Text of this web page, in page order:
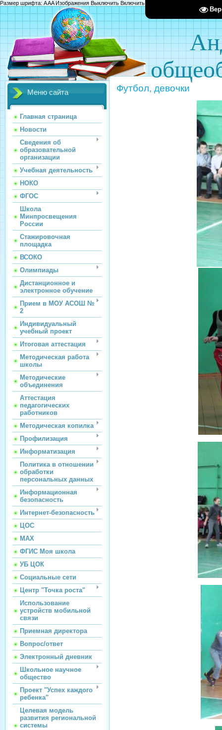
Размер шрифта: AAAИзображения Выключить Включить
Меню сайта
Главная страница
Новости
Сведения об
образовательной
организации
Учебная деятельность
НОКО
ФГОС
Школа
Минпросвещения
России
Стажировочная
площадка
ВСОКО
Олимпиады
Дистанционное и
электронное обучение
Прием в МОУ АСОШ №
2
Индивидуальный
учебный проект
Итоговая аттестация
Методическая работа
школы
Методические
объединения
Аттестация
педагогических
работников
Методическая копилка
Профилизация
Информатизация
Политика в отношении
обработки
персональных данных
Информационная
безопасность
Интернет-безопасность
ЦОС
МАХ
ФГИС Моя школа
УБ ЦОК
Социальные сети
Центр "Точка роста"
Использование
устройств мобильной
связи
Приемная директора
Вопрос/ответ
Электронный дневник
Школьное научное
общество
Проект "Успех каждого
ребенка"
Целевая модель
развития региональной
системы
Футбол, девочки